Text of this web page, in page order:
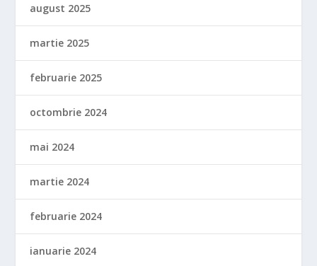
august 2025
martie 2025
februarie 2025
octombrie 2024
mai 2024
martie 2024
februarie 2024
ianuarie 2024